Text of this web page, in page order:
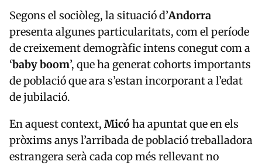
Segons el sociòleg, la situació d’Andorra
presenta algunes particularitats, com el període
de creixement demogràfic intens conegut com a
‘baby boom’, que ha generat cohorts importants
de població que ara s’estan incorporant a l’edat
de jubilació.
En aquest context, Micóha apuntat que en els
pròxims anys l’arribada de població treballadora
estrangera serà cada cop més rellevant no